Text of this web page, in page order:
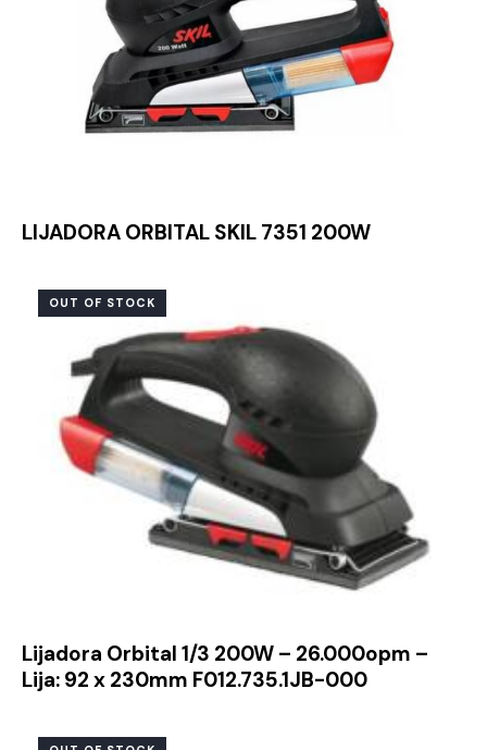
LIJADORA ORBITAL SKIL 7351 200W
OUT OF STOCK
Lijadora Orbital 1/3 200W – 26.000opm –
Lija: 92 x 230mm F012.735.1JB-000